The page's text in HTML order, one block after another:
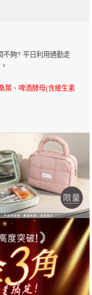
夠? 平日利用通勤走
葉、啤酒酵母(含維生素